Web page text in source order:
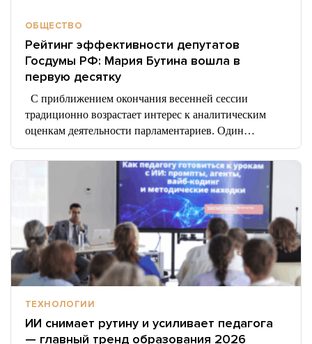
ОБЩЕСТВО
Рейтинг эффективности депутатов
Госдумы РФ: Мария Бутина вошла в
первую десятку
С приближением окончания весенней сессии
традиционно возрастает интерес к аналитическим
оценкам деятельности парламентариев. Один…
ТЕХНОЛОГИИ
ИИ снимает рутину и усиливает педагога
— главный тренд образования 2026